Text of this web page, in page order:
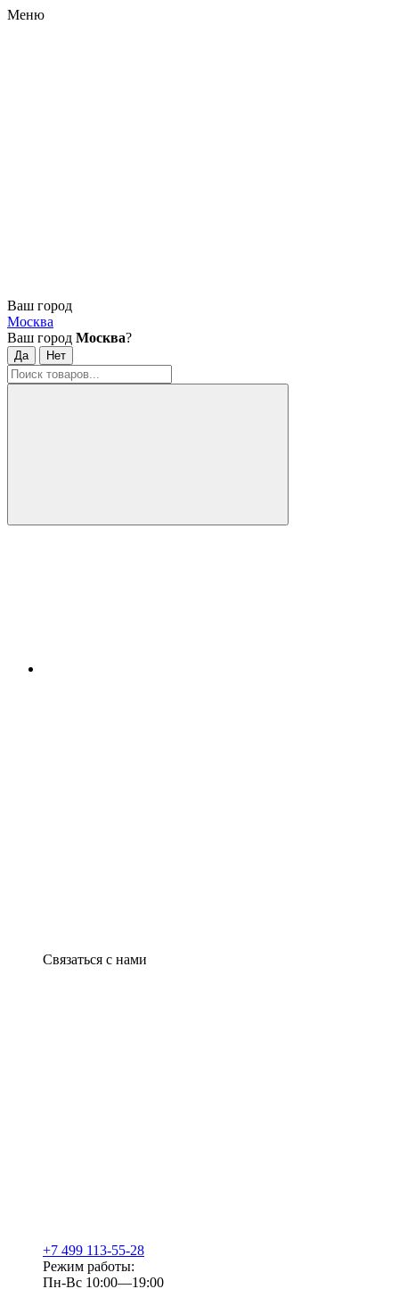
Меню
Ваш город
Москва
Ваш город Москва?
Связаться с нами
+7 499 113-55-28
Режим работы:
Пн-Вс 10:00—19:00